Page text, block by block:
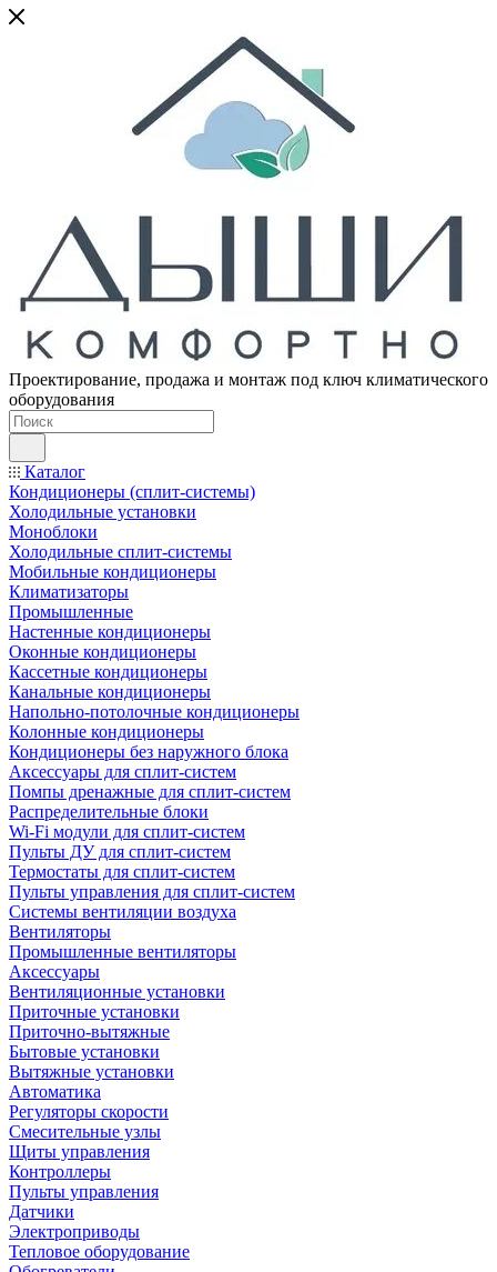
Проектирование, продажа и монтаж под ключ климатического
оборудования
Каталог
Кондиционеры (сплит-системы)
Холодильные установки
Моноблоки
Холодильные сплит-системы
Мобильные кондиционеры
Климатизаторы
Промышленные
Настенные кондиционеры
Оконные кондиционеры
Кассетные кондиционеры
Канальные кондиционеры
Напольно-потолочные кондиционеры
Колонные кондиционеры
Кондиционеры без наружного блока
Аксессуары для сплит-систем
Помпы дренажные для сплит-систем
Распределительные блоки
Wi-Fi модули для сплит-систем
Пульты ДУ для сплит-систем
Термостаты для сплит-систем
Пульты управления для сплит-систем
Системы вентиляции воздуха
Вентиляторы
Промышленные вентиляторы
Аксессуары
Вентиляционные установки
Приточные установки
Приточно-вытяжные
Бытовые установки
Вытяжные установки
Автоматика
Регуляторы скорости
Смесительные узлы
Щиты управления
Контроллеры
Пульты управления
Датчики
Электроприводы
Тепловое оборудование